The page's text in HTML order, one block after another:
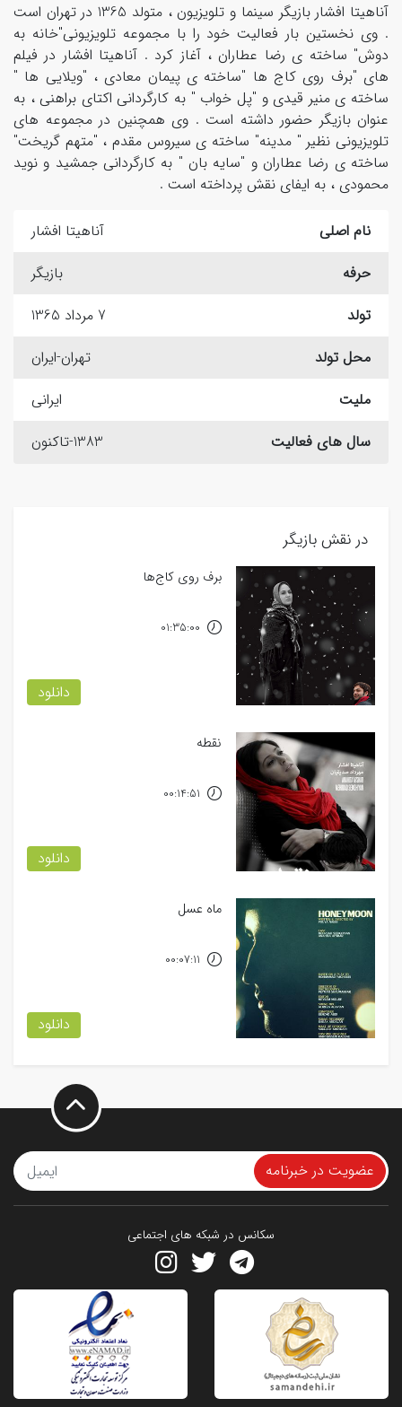
آناهیتا افشار بازیگر سینما و تلویزیون ، متولد 1365 در تهران است
. وی نخستین بار فعالیت خود را با مجموعه تلویزیونی"خانه به
دوش" ساخته ی رضا عطاران ، آغاز کرد . آناهیتا افشار در فیلم
های "برف روی کاج ها "ساخته ی پیمان معادی ، "ویلایی ها "
ساخته ی منیر قیدی و "پل خواب " به کارگردانی اکتای براهنی ، به
عنوان بازیگر حضور داشته است . وی همچنین در مجموعه های
تلویزیونی نظیر " مدینه" ساخته ی سیروس مقدم ، "متهم گریخت"
ساخته ی رضا عطاران و "سایه بان " به کارگردانی جمشید و نوید
محمودی ، به ایفای نقش پرداخته است .
نام اصلی
آناهیتا افشار
حرفه
بازیگر
تولد
7 مرداد 1365
محل تولد
تهران-ایران
ملیت
ایرانی
سال های فعالیت
1383-تاکنون
در نقش بازیگر
برف روی کاج‌ها
دانلود
01:35:00
نقطه
دانلود
00:14:51
ماه عسل
دانلود
00:07:11
عضویت در خبرنامه
سکانس در شبکه های اجتماعی